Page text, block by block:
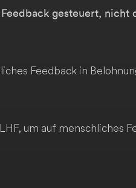
gesteuert, nicht
Feedback in
um auf menschliches